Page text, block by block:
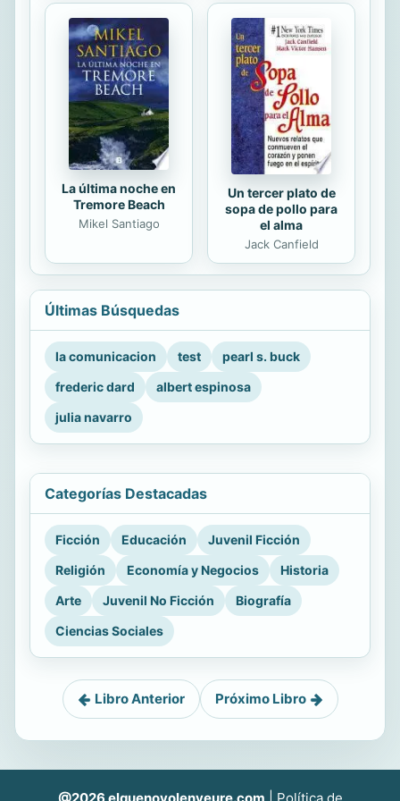
La última noche en
Tremore Beach
Mikel Santiago
Un tercer plato de
sopa de pollo para
el alma
Jack Canfield
Últimas Búsquedas
la comunicacion test
pearl s. buck
frederic dard
albert espinosa
julia navarro
Categorías Destacadas
Ficción Educación
Juvenil Ficción
Religión
Economía y Negocios
Historia
Arte
Juvenil No Ficción
Biografía
Ciencias Sociales
Libro Anterior Próximo Libro